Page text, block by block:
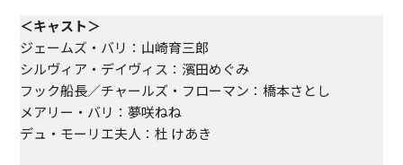
＜キャスト＞
ジェームズ・バリ：山崎育三郎
シルヴィア・デイヴィス：濱田めぐみ
フック船長／チャールズ・フローマン：橋本さとし
メアリー・バリ：夢咲ねね
デュ・モーリエ夫人：杜 けあき